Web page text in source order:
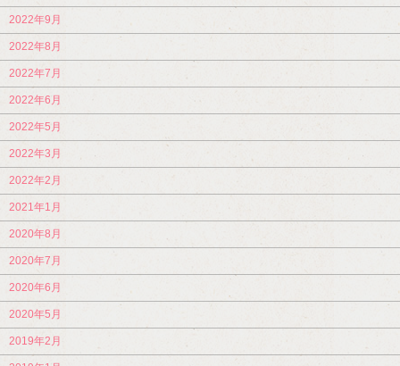
2022年9月
2022年8月
2022年7月
2022年6月
2022年5月
2022年3月
2022年2月
2021年1月
2020年8月
2020年7月
2020年6月
2020年5月
2019年2月